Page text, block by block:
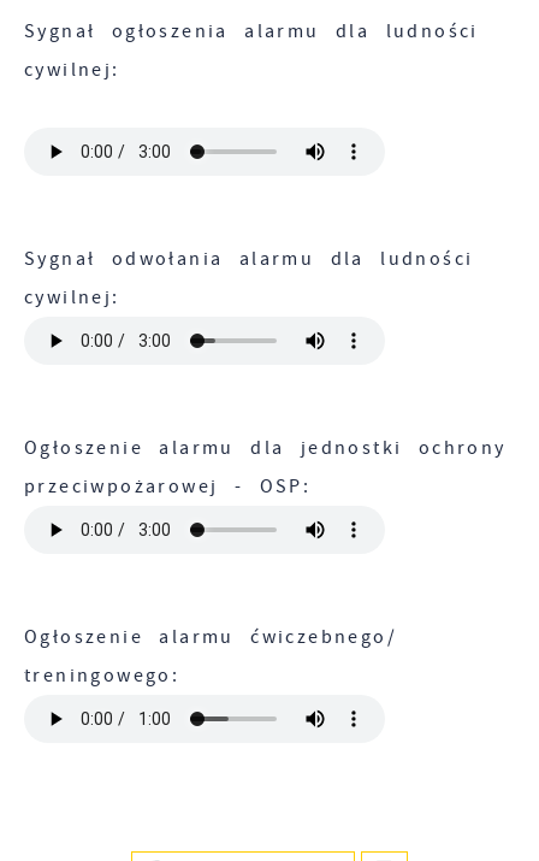
Sygnał ogłoszenia alarmu dla ludności
cywilnej:
Sygnał odwołania alarmu dla ludności
cywilnej:
Ogłoszenie alarmu dla jednostki ochrony
przeciwpożarowej - OSP:
Ogłoszenie alarmu ćwiczebnego/
treningowego: